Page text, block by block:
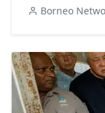
Borneo